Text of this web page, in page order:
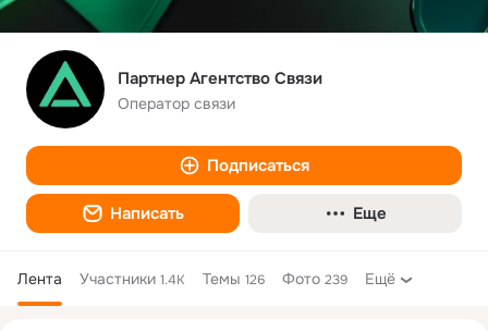
Партнер Агентство Связи
Оператор связи
Подписаться
Написать Еще
Лента Участники 1.4K Темы 126 Фото 239 Ещё